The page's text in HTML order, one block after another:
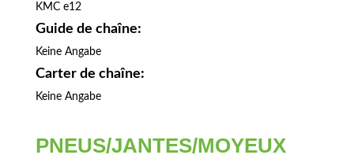
KMC e12
Guide de chaîne:
Keine Angabe
Carter de chaîne:
Keine Angabe
PNEUS/JANTES/MOYEUX